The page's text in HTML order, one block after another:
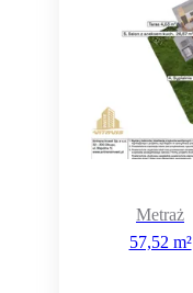
Metraż
57,52 m²